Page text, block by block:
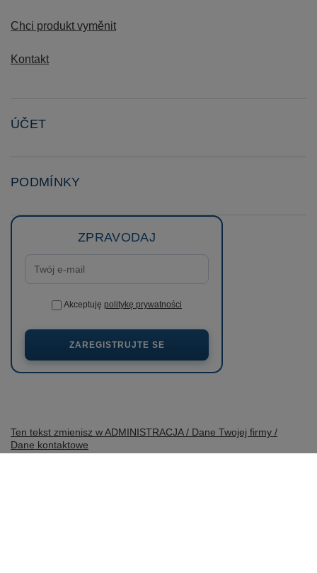
Chci produkt vyměnit
Kontakt
ÚČET
PODMÍNKY
ZPRAVODAJ
Akceptuję politykę prywatności
ZAREGISTRUJTE SE
Ten tekst zmienisz w ADMINISTRACJA / Dane Twojej firmy /
Dane kontaktowe